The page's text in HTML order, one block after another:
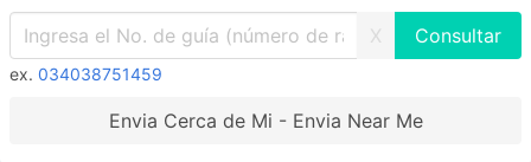
X
ex. 034038751459
Envia Cerca de Mi - Envia Near Me